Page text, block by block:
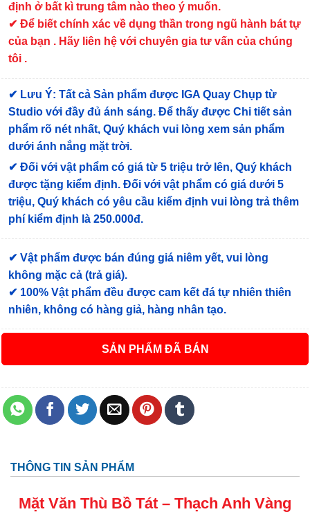
định ở bất kì trung tâm nào theo ý muốn.
✔ Để biết chính xác về dụng thần trong ngũ hành bát tự
của bạn . Hãy liên hệ với chuyên gia tư vấn của chúng
tôi .
✔ Lưu Ý: Tất cả Sản phẩm được IGA Quay Chụp từ
Studio với đầy đủ ánh sáng. Để thấy được Chi tiết sản
phẩm rõ nét nhất, Quý khách vui lòng xem sản phẩm
dưới ánh nắng mặt trời.
✔ Đối với vật phẩm có giá từ 5 triệu trở lên, Quý khách
được tặng kiểm định. Đối với vật phẩm có giá dưới 5
triệu, Quý khách có yêu cầu kiểm định vui lòng trả thêm
phí kiểm định là 250.000đ.
✔ Vật phẩm được bán đúng giá niêm yết, vui lòng
không mặc cả (trả giá).
✔ 100% Vật phẩm đều được cam kết đá tự nhiên thiên
nhiên, không có hàng giả, hàng nhân tạo.
ĐÃ BÁN
THÔNG TIN SẢN PHẨM
Mặt Văn Thù Bồ Tát – Thạch Anh Vàng